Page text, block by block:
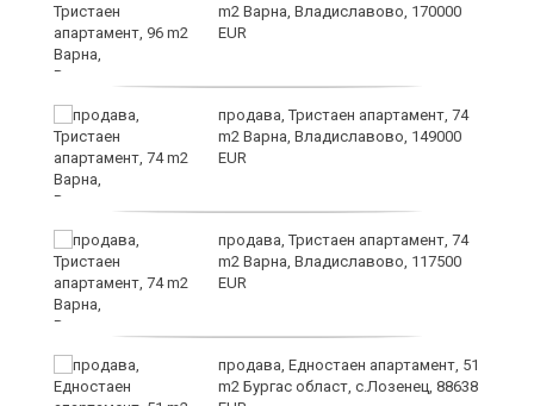
m2 Варна, Владиславово, 170000
EUR
продава, Тристаен апартамент, 74
m2 Варна, Владиславово, 149000
EUR
продава, Тристаен апартамент, 74
m2 Варна, Владиславово, 117500
EUR
продава, Едностаен апартамент, 51
m2 Бургас област, с.Лозенец, 88638